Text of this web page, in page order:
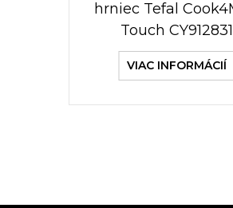
hrniec Tefal
Touch CY912831
VIAC INFORMÁCIÍ